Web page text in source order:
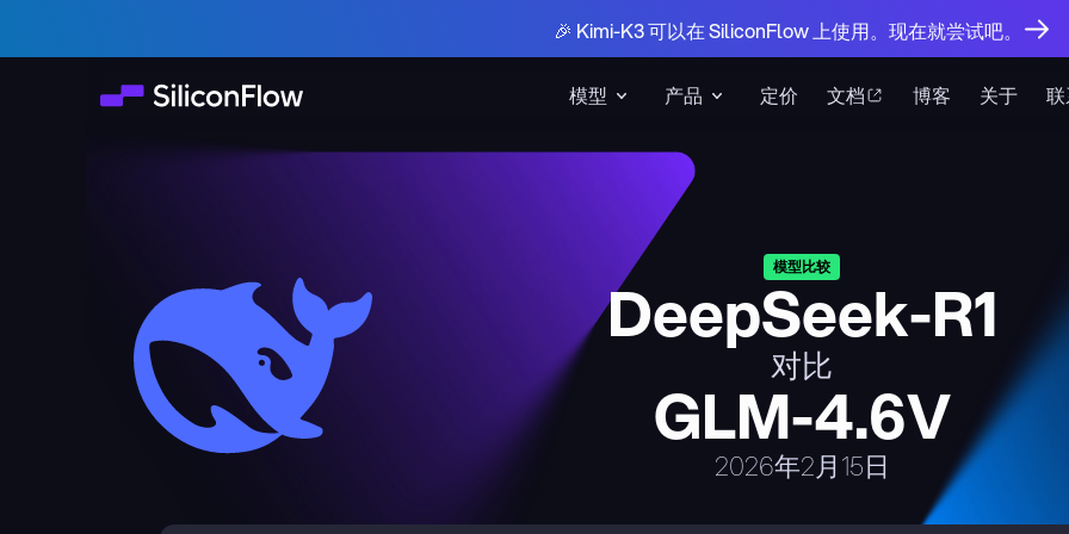
模型 产品 定价 文档 博客 关于
🎉 Kimi-K3 可以在 SiliconFlow 上使用。现在就尝试吧。
模型比较
DeepSeek-R1
对比
GLM-4.6V
2026年2月15日